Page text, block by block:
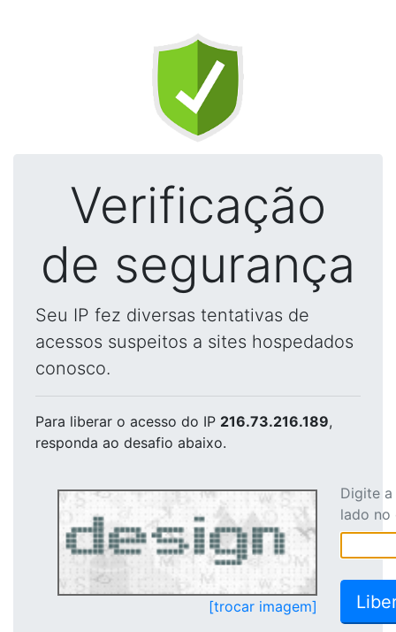
Verificação
de segurança
Seu IP fez diversas tentativas de
acessos suspeitos a sites hospedados
conosco.
Para liberar o acesso do IP 216.73.216.189,
responda ao desafio abaixo.
[trocar imagem]
Digite
lado no